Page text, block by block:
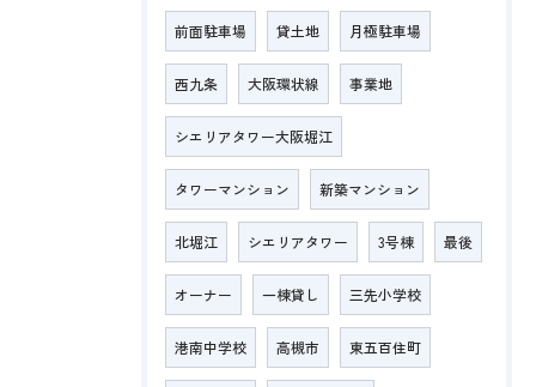
前面駐車場 貸土地 月極駐車場
西九条 大阪環状線 事業地
シエリアタワー大阪堀江
タワーマンション 新築マンション
北堀江 シエリアタワー 3号棟 最後
オーナー 一棟貸し 三先小学校
港南中学校 高槻市 東五百住町